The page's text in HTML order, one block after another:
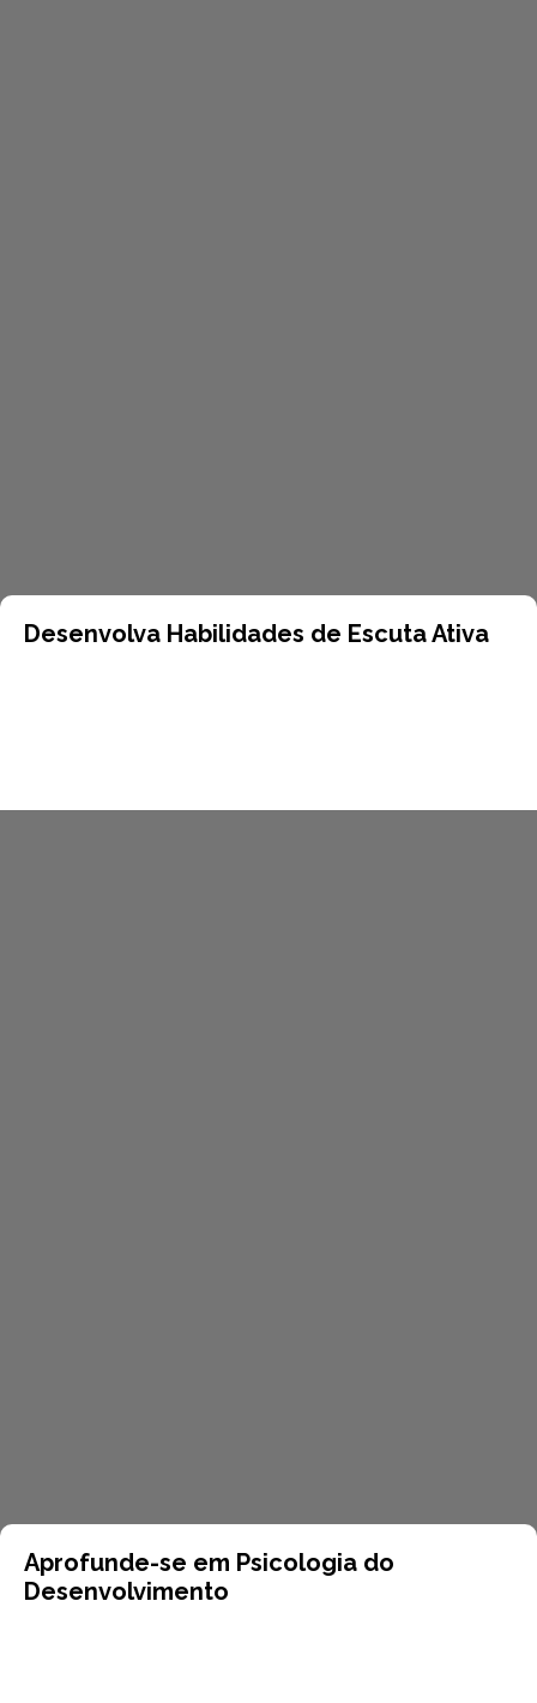
Desenvolva Habilidades de Escuta Ativa
Aprofunde-se em Psicologia do
Desenvolvimento